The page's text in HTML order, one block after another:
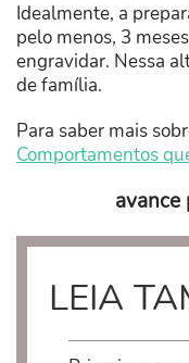
Idealmente, a
pelo menos, 3
engravidar. Nessa
de família.
Para saber mais
Comportamentos
avance
LEIA